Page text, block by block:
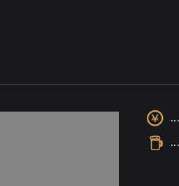
...
...